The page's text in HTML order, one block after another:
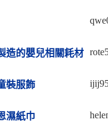
造的嬰兒相關耗材
裝服飾
濕紙巾